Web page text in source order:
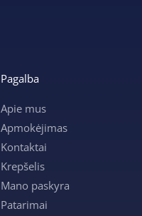
Pagalba
Apie mus
Apmokėjimas
Kontaktai
Krepšelis
Mano paskyra
Patarimai